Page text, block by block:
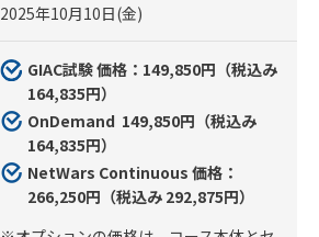
2025年10月10日(金)
GIAC試験 価格：149,850円（税込み
164,835円）
OnDemand 149,850円（税込み
164,835円）
NetWars Continuous 価格：
266,250円（税込み 292,875円）